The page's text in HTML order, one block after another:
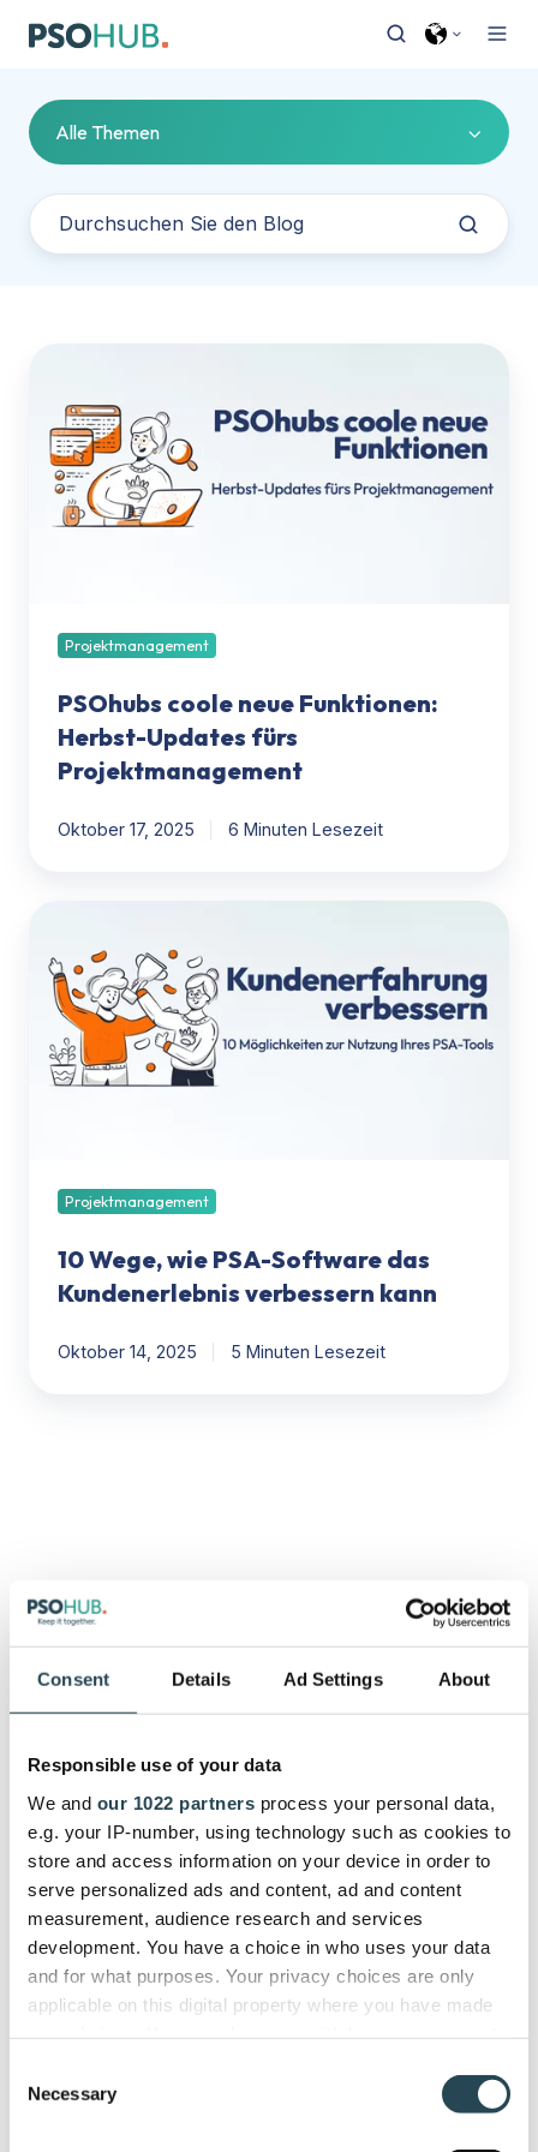
Consent Details Ad Settings About
Responsible use of your data
We and our 1022 partners process your personal data,
e.g. your IP-number, using technology such as cookies to
store and access information on your device in order to
serve personalized ads and content, ad and content
measurement, audience research and services
development. You have a choice in who uses your data
and for what purposes. Your privacy choices are only
applicable on this digital property where you have made
the Privacy trigger icon.
Selection
Necessary
Alle Themen
neue
Funktionen:
Herbst-
Updates
fürs
Projektmanagement
PSOhubs coole neue Funktionen:
Herbst-Updates fürs
Projektmanagement
Oktober 17, 2025 6 Minuten Lesezeit
wie
PSA-
Software
das
Kundenerlebnis
Projektmanagement
10 Wege, wie PSA-Software das
Kundenerlebnis verbessern kann
Oktober 14, 2025 5 Minuten Lesezeit
Abonnieren Sie unseren
Newsletter
PSOhub benötigt die Kontaktinformationen, die Sie
unserer Produkte und Dienstleistungen zu